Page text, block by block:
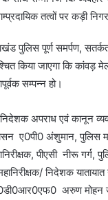
तत्वों पर कड़ी
पुलिस पूर्ण समर्पण,
किया जाएगा कि कांवड़
सम्पन्न हो।
अपराध एवं कानून
ए0पी0 अंशुमान, पुलिस
पीएसी नीरू गर्ग,
निदेशक
अरुण मोहन